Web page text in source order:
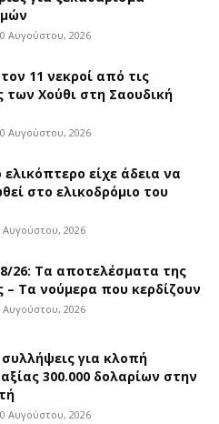
Αυγούστου, 2026
11 νεκροί από τις
των Χούθι στη Σαουδική
Αυγούστου, 2026
είχε άδεια να
στο ελικοδρόμιο του
Αυγούστου, 2026
26: Τα αποτελέσματα της
– Τα νούμερα που κερδίζουν
Αυγούστου, 2026
για κλοπή
300.000 δολαρίων στην
Αυγούστου, 2026